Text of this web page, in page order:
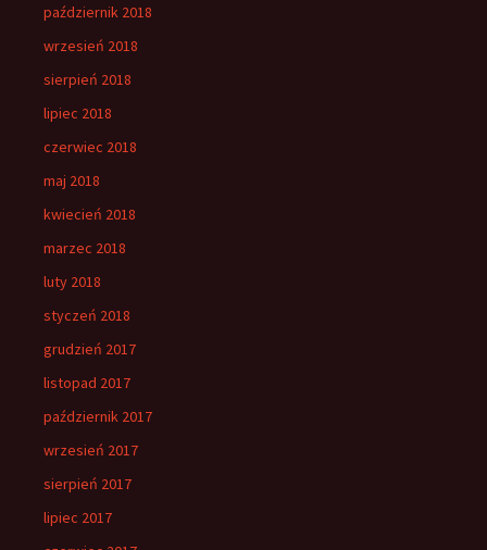
październik 2018
wrzesień 2018
sierpień 2018
lipiec 2018
czerwiec 2018
maj 2018
kwiecień 2018
marzec 2018
luty 2018
styczeń 2018
grudzień 2017
listopad 2017
październik 2017
wrzesień 2017
sierpień 2017
lipiec 2017